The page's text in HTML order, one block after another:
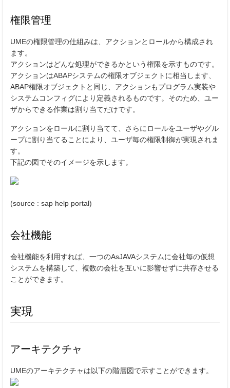
権限管理
UMEの権限管理の仕組みは、アクションとロールから構成され
ます。
アクションはどんな処理ができるかという権限を示すものです。
アクションはABAPシステムの権限オブジェクトに相当します、
ABAP権限オブジェクトと同じ、アクションもプログラム実装や
システムコンフィグにより定義されるものです。そのため、ユー
ザからできる作業は割り当てだけです。
アクションをロールに割り当てて、さらにロールをユーザやグル
ープに割り当てることにより、ユーザ毎の権限制御が実現されま
す。
下記の図でそのイメージを示します。
(source : sap help portal)
会社機能
会社機能を利用すれば、一つのAsJAVAシステムに会社毎の仮想
システムを構築して、複数の会社を互いに影響せずに共存させる
ことができます。
実現
アーキテクチャ
UMEのアーキテクチャは以下の階層図で示すことができます。